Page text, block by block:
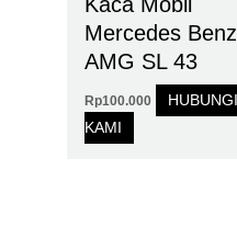
Mercedes Benz
AMG SL 43
Rp100.000
HUBUNGI
KAMI